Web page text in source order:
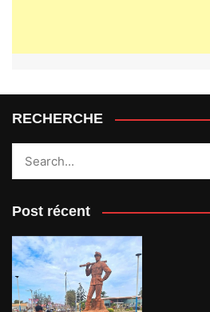
RECHERCHE
Post récent